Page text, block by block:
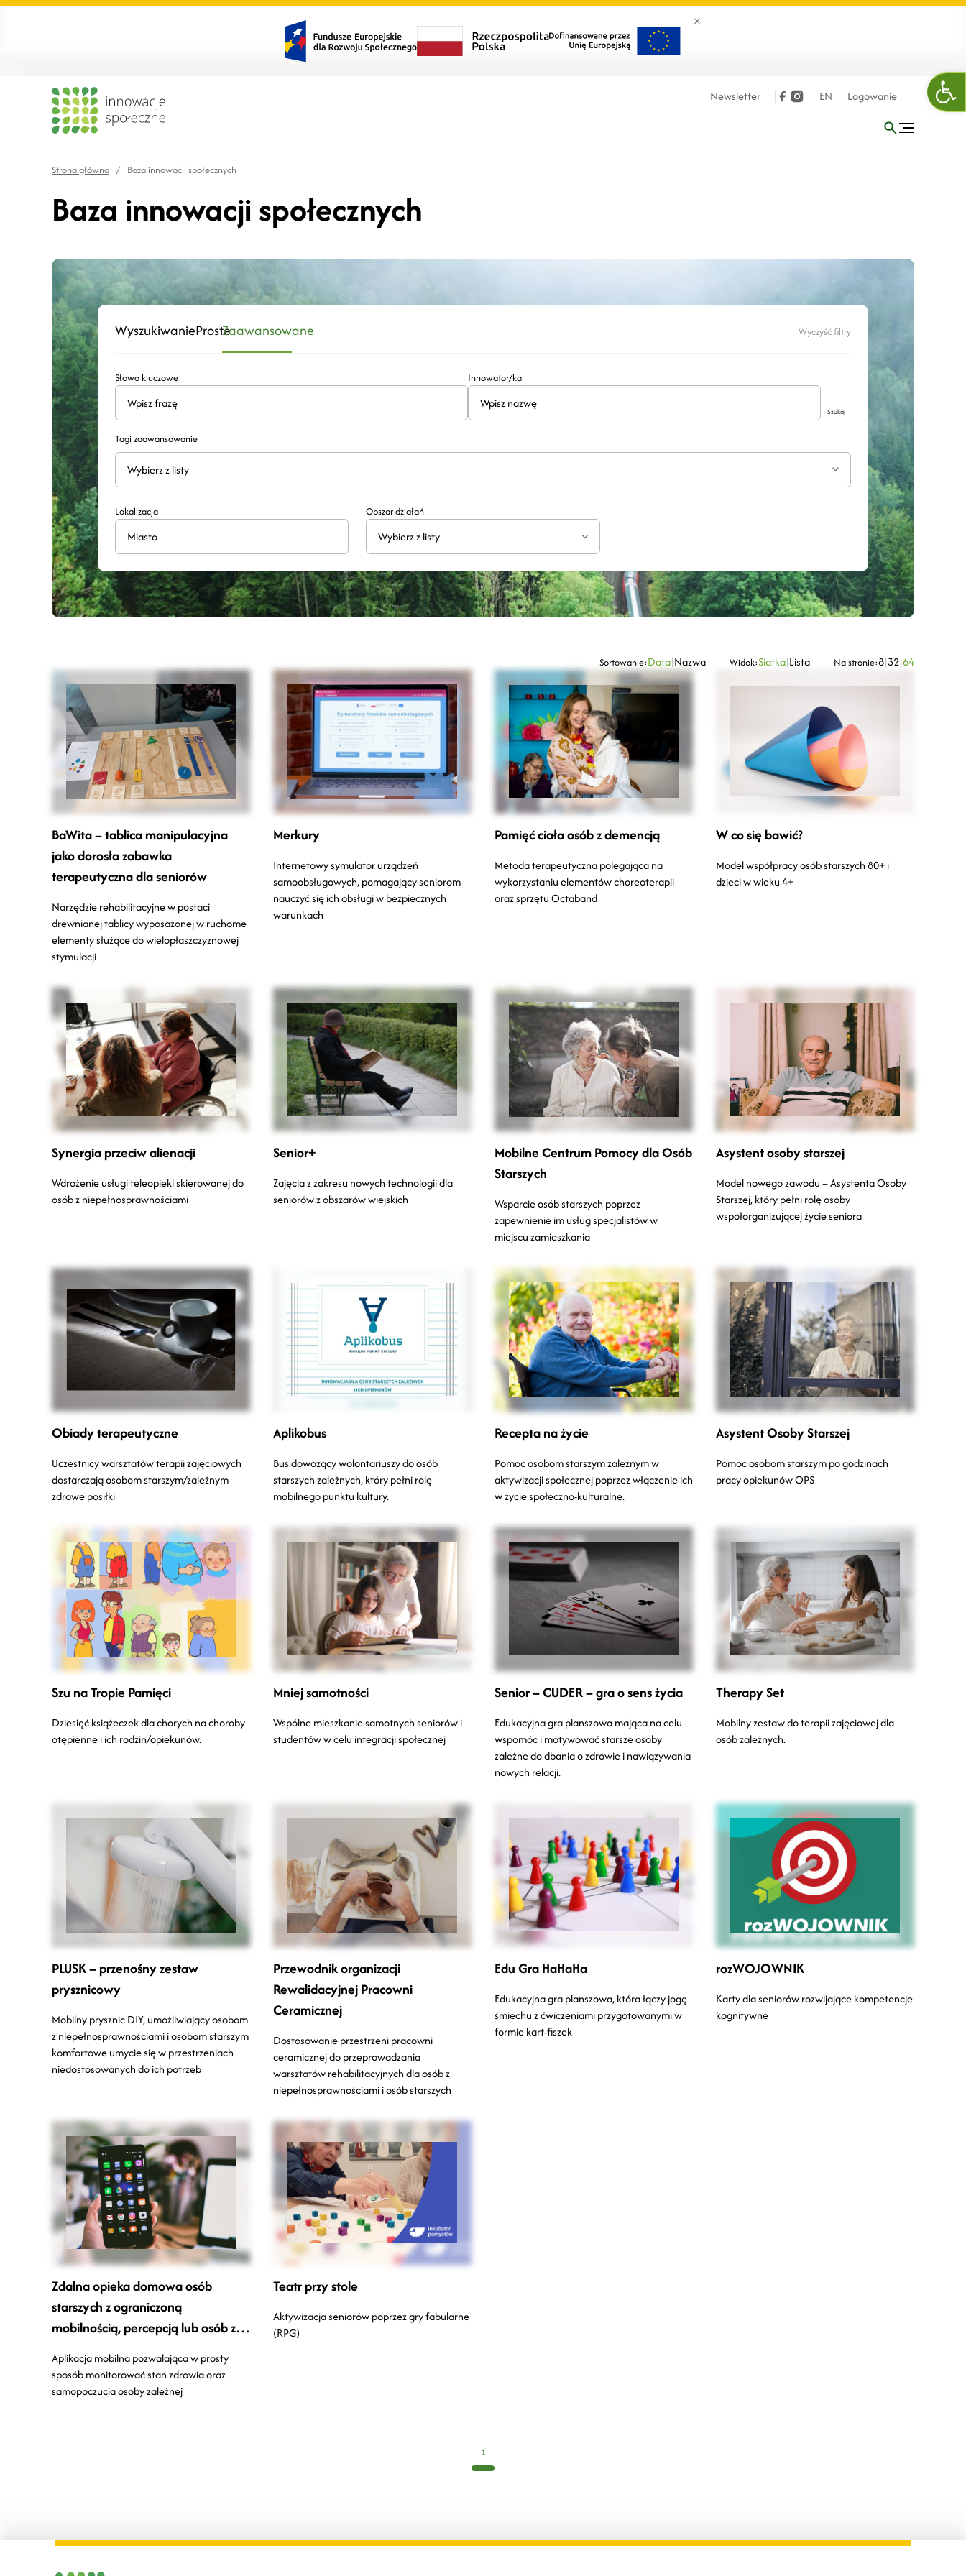
Zamknij banner
Newsletter EN Logowanie
Strona główna / Baza innowacji społecznych
Baza innowacji społecznych
WyszukiwanieProsteZaawansowane Wyczyść filtry
Słowo kluczowe Innowator/ka
Szukaj
Tagi zaawansowanie
Wyszukaj Rozwiń
Lokalizacja Obszar działań
Wybierz z listy
Sortowanie:Data|Nazwa Widok:Siatka|Lista Na stronie:8|32|64
BaWita – tablica manipulacyjna
jako dorosła zabawka
terapeutyczna dla seniorów
Narzędzie rehabilitacyjne w postaci
drewnianej tablicy wyposażonej w ruchome
elementy służące do wielopłaszczyznowej
stymulacji
Merkury
Internetowy symulator urządzeń
samoobsługowych, pomagający seniorom
nauczyć się ich obsługi w bezpiecznych
warunkach
Pamięć ciała osób z demencją
Metoda terapeutyczna polegająca na
wykorzystaniu elementów choreoterapii
oraz sprzętu Octaband
W co się bawić?
Model współpracy osób starszych 80+ i
dzieci w wieku 4+
Synergia przeciw alienacji
Wdrożenie usługi teleopieki skierowanej do
osób z niepełnosprawnościami
Senior+
Zajęcia z zakresu nowych technologii dla
seniorów z obszarów wiejskich
Mobilne Centrum Pomocy dla Osób
Starszych
Wsparcie osób starszych poprzez
zapewnienie im usług specjalistów w
miejscu zamieszkania
Asystent osoby starszej
Model nowego zawodu – Asystenta Osoby
Starszej, który pełni rolę osoby
współorganizującej życie seniora
Obiady terapeutyczne
Uczestnicy warsztatów terapii zajęciowych
dostarczają osobom starszym/zależnym
zdrowe posiłki
Aplikobus
Bus dowożący wolontariuszy do osób
starszych zależnych, który pełni rolę
mobilnego punktu kultury.
Recepta na życie
Pomoc osobom starszym zależnym w
aktywizacji społecznej poprzez włączenie ich
w życie społeczno-kulturalne.
Asystent Osoby Starszej
Pomoc osobom starszym po godzinach
pracy opiekunów OPS
Szu na Tropie Pamięci
Dziesięć książeczek dla chorych na choroby
otępienne i ich rodzin/opiekunów.
Mniej samotności
Wspólne mieszkanie samotnych seniorów i
studentów w celu integracji społecznej
Senior – CUDER – gra o sens życia
Edukacyjna gra planszowa mająca na celu
wspomóc i motywować starsze osoby
zależne do dbania o zdrowie i nawiązywania
nowych relacji.
Therapy Set
Mobilny zestaw do terapii zajęciowej dla
osób zależnych.
PLUSK – przenośny zestaw
prysznicowy
Mobilny prysznic DIY, umożliwiający osobom
z niepełnosprawnościami i osobom starszym
komfortowe umycie się w przestrzeniach
niedostosowanych do ich potrzeb
Przewodnik organizacji
Rewalidacyjnej Pracowni
Ceramicznej
Dostosowanie przestrzeni pracowni
ceramicznej do przeprowadzania
warsztatów rehabilitacyjnych dla osób z
niepełnosprawnościami i osób starszych
Edu Gra HaHaHa
Edukacyjna gra planszowa, która łączy jogę
śmiechu z ćwiczeniami przygotowanymi w
formie kart-fiszek
rozWOJOWNIK
Karty dla seniorów rozwijające kompetencje
kognitywne
Zdalna opieka domowa osób
starszych z ograniczoną
mobilnością, percepcją lub osób z
pozostających w domu
Aplikacja mobilna pozwalająca w prosty
sposób monitorować stan zdrowia oraz
samopoczucia osoby zależnej
Teatr przy stole
Aktywizacja seniorów poprzez gry fabularne
(RPG)
1